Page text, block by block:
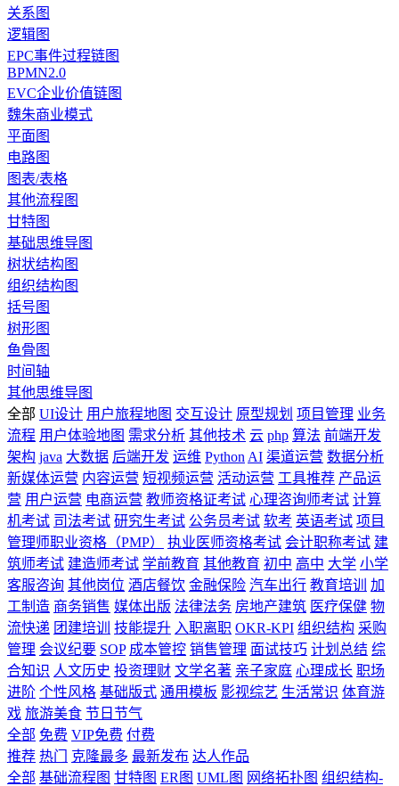
关系图
逻辑图
EPC事件过程链图
BPMN2.0
EVC企业价值链图
魏朱商业模式
平面图
电路图
图表/表格
其他流程图
甘特图
基础思维导图
树状结构图
组织结构图
括号图
树形图
鱼骨图
时间轴
其他思维导图
全部 UI设计 用户旅程地图 交互设计 原型规划 项目管理 业务
流程 用户体验地图 需求分析 其他技术 云 php 算法 前端开发
架构 java 大数据 后端开发 运维 Python AI 渠道运营 数据分析
新媒体运营 内容运营 短视频运营 活动运营 工具推荐 产品运
营 用户运营 电商运营 教师资格证考试 心理咨询师考试 计算
机考试 司法考试 研究生考试 公务员考试 软考 英语考试 项目
管理师职业资格（PMP）
执业医师资格考试 会计职称考试 建
筑师考试 建造师考试 学前教育 其他教育 初中 高中 大学 小学
客服咨询 其他岗位 酒店餐饮 金融保险 汽车出行 教育培训
加
工制造 商务销售 媒体出版 法律法务 房地产建筑 医疗保健 物
流快递 团建培训 技能提升 入职离职 OKR-KPI 组织结构 采购
管理 会议纪要 SOP 成本管控 销售管理 面试技巧 计划总结 综
合知识 人文历史 投资理财 文学名著 亲子家庭 心理成长 职场
进阶 个性风格 基础版式 通用模板 影视综艺 生活常识 体育游
戏 旅游美食 节日节气
全部 免费 VIP免费 付费
推荐 热门 克隆最多 最新发布 达人作品
全部 基础流程图 甘特图 ER图 UML图 网络拓扑图 组织结构-